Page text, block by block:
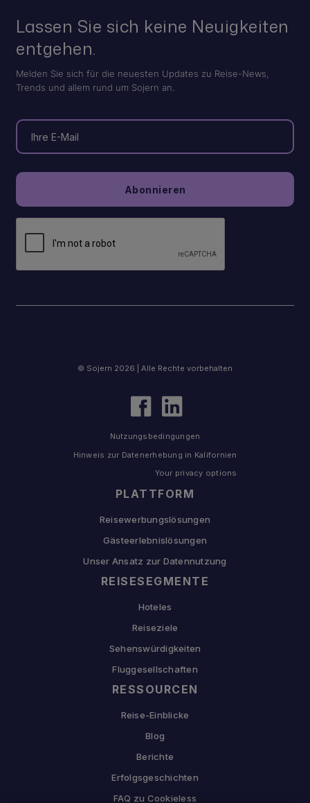
Lassen Sie sich keine Neuigkeiten
entgehen.
Melden Sie sich für die neuesten Updates zu Reise-News,
Trends und allem rund um Sojern an.
PLATTFORM
Reisewerbungslösungen
Gästeerlebnislösungen
Unser Ansatz zur Datennutzung
REISESEGMENTE
Hoteles
Reiseziele
Sehenswürdigkeiten
Fluggesellschaften
RESSOURCEN
Reise-Einblicke
Blog
Berichte
Erfolgsgeschichten
FAQ zu Cookieless
© Sojern 2026 | Alle Rechte vorbehalten
Nutzungsbedingungen
Hinweis zur Datenerhebung in Kalifornien
Your privacy options